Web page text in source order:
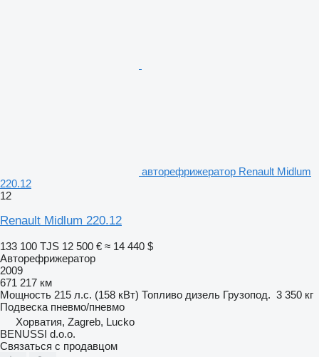
авторефрижератор Renault Midlum
220.12
12
Renault Midlum 220.12
133 100 TJS 12 500 € ≈ 14 440 $
Авторефрижератор
2009
671 217 км
Мощность 215 л.с. (158 кВт) Топливо дизель Грузопод. 3 350 кг
Подвеска пневмо/пневмо
Хорватия, Zagreb, Lucko
BENUSSI d.o.o.
Связаться с продавцом